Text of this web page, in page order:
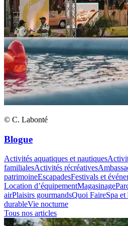
© C. Labonté
Blogue
Activités aquatiques et nautiques
familialesActivités récréatives
patrimoineEscapadesFestivals et
Location d’équipementMagasinage
airPlaisirs gourmandsQuoi FaireSpa et
durableVie nocturne
Tous nos articles